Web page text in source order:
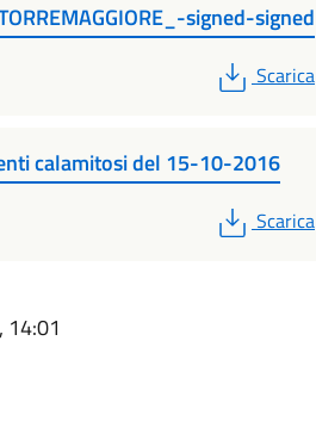
signed-signed
PDF
Scarica
calamitosi del 15-10-2016
PDF
Scarica
14:01